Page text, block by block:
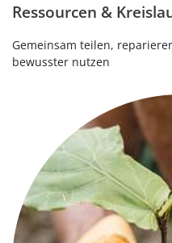
Ressourcen &
Gemeinsam teilen,
bewusster nutzen